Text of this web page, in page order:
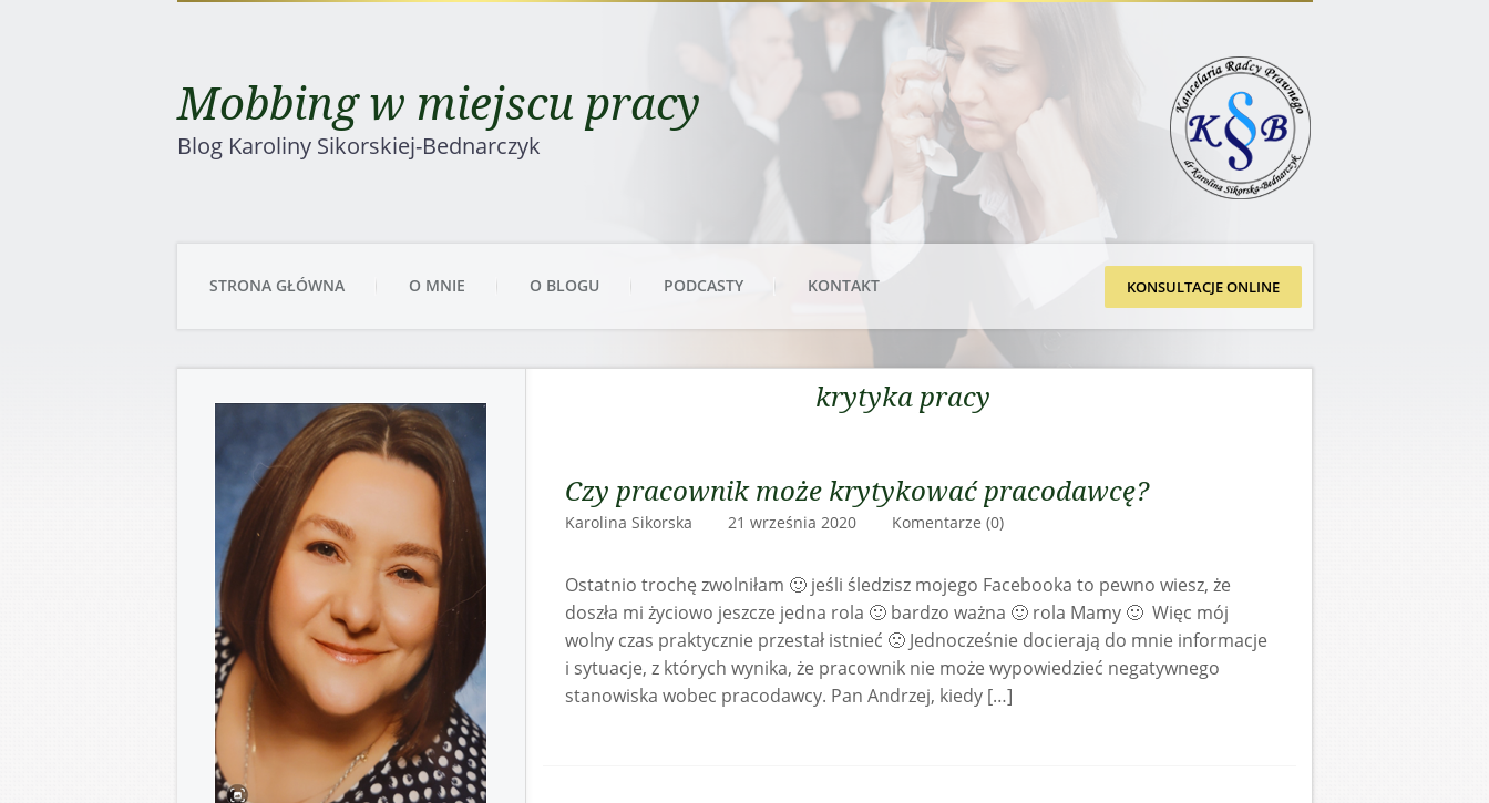
Mobbing w miejscu pracy
Blog Karoliny Sikorskiej-Bednarczyk
STRONA GŁÓWNA O MNIE O BLOGU PODCASTY KONTAKT KONSULTACJE ONLINE
krytyka pracy
Czy pracownik może krytykować pracodawcę?
Karolina Sikorska 21 września 2020 Komentarze (0)
Ostatnio trochę zwolniłam 🙂 jeśli śledzisz mojego Facebooka to pewno wiesz, że
doszła mi życiowo jeszcze jedna rola 🙂 bardzo ważna 🙂 rola Mamy 🙂 Więc mój
wolny czas praktycznie przestał istnieć 🙁 Jednocześnie docierają do mnie informacje
i sytuacje, z których wynika, że pracownik nie może wypowiedzieć negatywnego
stanowiska wobec pracodawcy. Pan Andrzej, kiedy […]